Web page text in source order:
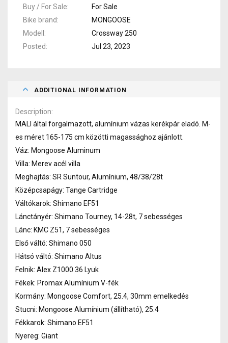
Buy / For Sale
For Sale
Bike brand
MONGOOSE
Modell
Crossway 250
Posted
Jul 23, 2023
ADDITIONAL INFORMATION
Description
MALI által forgalmazott, alumínium vázas kerékpár eladó. M-
es méret 165-175 cm közötti magassághoz ajánlott.
Váz: Mongoose Aluminum
Villa: Merev acél villa
Meghajtás: SR Suntour, Alumínium, 48/38/28t
Középcsapágy: Tange Cartridge
Váltókarok: Shimano EF51
Lánctányér: Shimano Tourney, 14-28t, 7 sebességes
Lánc: KMC Z51, 7 sebességes
Első váltó: Shimano 050
Hátsó váltó: Shimano Altus
Felnik: Alex Z1000 36 Lyuk
Fékek: Promax Alumínium V-fék
Kormány: Mongoose Comfort, 25.4, 30mm emelkedés
Stucni: Mongoose Alumínium (állítható), 25.4
Fékkarok: Shimano EF51
Nyereg: Giant